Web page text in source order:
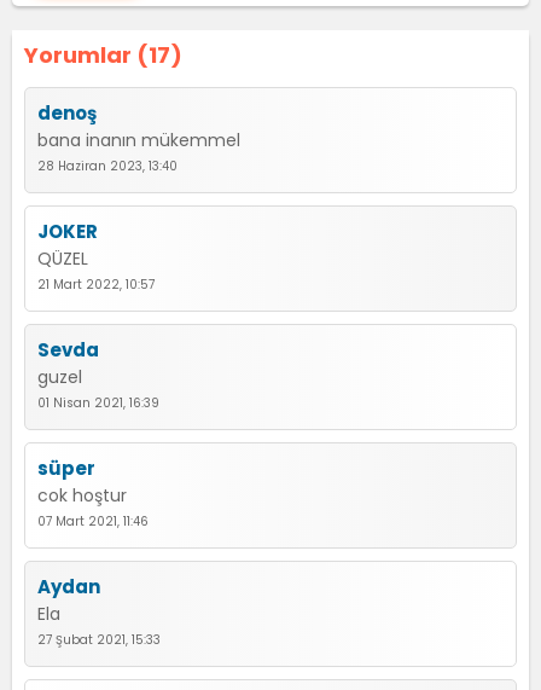
Yorumlar (17)
denoş
bana inanın mükemmel
28 Haziran 2023, 13:40
JOKER
QÜZEL
21 Mart 2022, 10:57
Sevda
guzel
01 Nisan 2021, 16:39
süper
cok hoştur
07 Mart 2021, 11:46
Aydan
Ela
27 Şubat 2021, 15:33